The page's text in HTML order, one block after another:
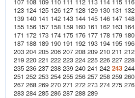
123 124 125 126 127 128 129 130 131 132
139 140 141 142 143 144 145 146 147 148
155 156 157 158 159 160 161 162 163 164
171 172 173 174 175 176 177 178 179 180
187 188 189 190 191 192 193 194 195 196
203 204 205 206 207 208 209 210 211 212
219 220 221 222 223 224 225 226 227 228
235 236 237 238 239 240 241 242 243 244
251 252 253 254 255 256 257 258 259 260
267 268 269 270 271 272 273 274 275 276
283 284 285 286 287 288 289